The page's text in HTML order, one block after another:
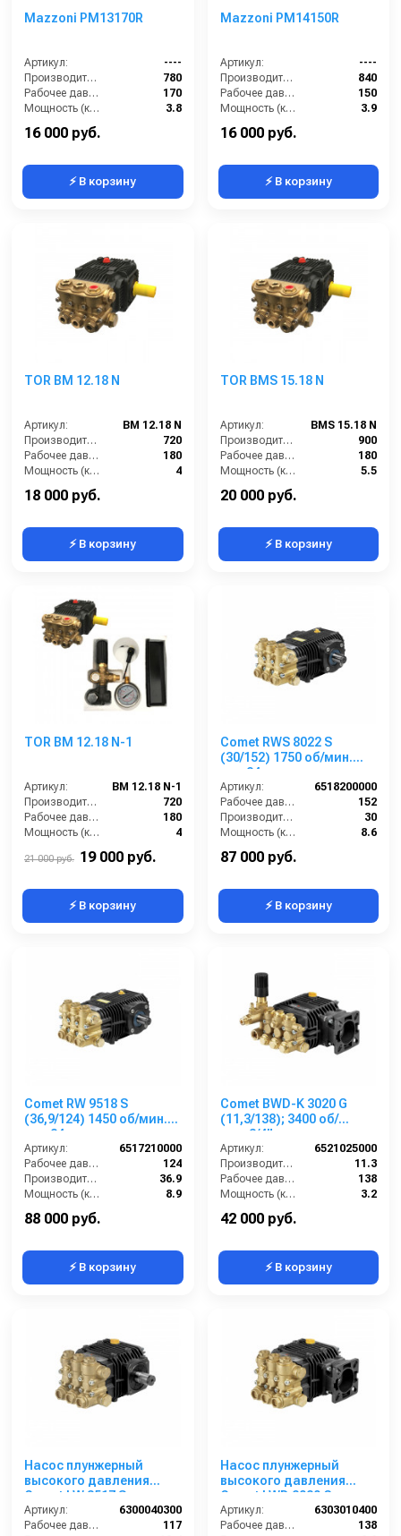
Mazzoni PM13170R
Артикул:
----
Производительность (л/ч):
780
Рабочее давление (бар):
170
Мощность (кВт):
3.8
16 000 руб.
⚡ В корзину
Mazzoni PM14150R
Артикул:
----
Производительность (л/ч):
840
Рабочее давление (бар):
150
Мощность (кВт):
3.9
16 000 руб.
⚡ В корзину
TOR BM 12.18 N
Артикул:
BM 12.18 N
Производительность (л/ч):
720
Рабочее давление (бар):
180
Мощность (кВт):
4
18 000 руб.
⚡ В корзину
TOR BMS 15.18 N
Артикул:
BMS 15.18 N
Производительность (л/ч):
900
Рабочее давление (бар):
180
Мощность (кВт):
5.5
20 000 руб.
⚡ В корзину
TOR BM 12.18 N-1
Артикул:
BM 12.18 N-1
Производительность (л/ч):
720
Рабочее давление (бар):
180
Мощность (кВт):
4
21 000 руб. 19 000 руб.
⚡ В корзину
Comet RWS 8022 S
(30/152) 1750 об/мин.
вал 24мм
Артикул:
6518200000
Рабочее давление (бар):
152
Производительность (л/мин):
30
Мощность (кВт):
8.6
Обороты двигателя (об/мин):
87 000 руб.
⚡ В корзину
Comet RW 9518 S
(36,9/124) 1450 об/мин.
вал 24мм
Артикул:
6517210000
Рабочее давление (бар):
124
Производительность (л/мин):
36.9
Мощность (кВт):
8.9
Обороты двигателя (об/мин):
88 000 руб.
⚡ В корзину
Comet BWD-K 3020 G
(11,3/138); 3400 об/
мин.3/4” п.в.
Артикул:
6521025000
Производительность (л/мин):
11.3
Рабочее давление (бар):
138
Мощность (кВт):
3.2
Обороты двигателя (об/мин):
42 000 руб.
⚡ В корзину
Насос плунжерный
высокого давления
Comet LW 3517 S
(13,4/117); 1450 об/мин.
вал ø 24 мм
Артикул:
6300040300
Рабочее давление (бар):
117
Насос плунжерный
высокого давления
Comet LWD 2020 G
(8,2/138) 3400 об/мин. ø
3/4” п.в.
Артикул:
6303010400
Рабочее давление (бар):
138